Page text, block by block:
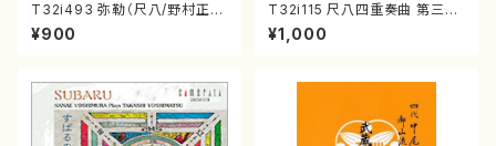
T32i493 弥勒（尺八/野村正
峰/楽譜）都山流公刊楽譜曲番:2
202
¥900
T32i115 尺八四重奏曲 第三番
衆籟（尺八/初代 山本邦山/尺
八/都山式譜）都山流公刊楽譜曲
¥1,000